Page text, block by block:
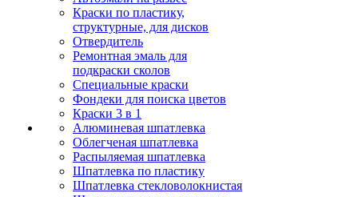
Краски по пластику,
структурные, для дисков
Отвердитель
Ремонтная эмаль для
подкраски сколов
Специальные краски
Фондеки для поиска цветов
Краски 3 в 1
Алюминевая шпатлевка
Облегченая шпатлевка
Распыляемая шпатлевка
Шпатлевка по пластику
Шпатлевка стекловолокнистая